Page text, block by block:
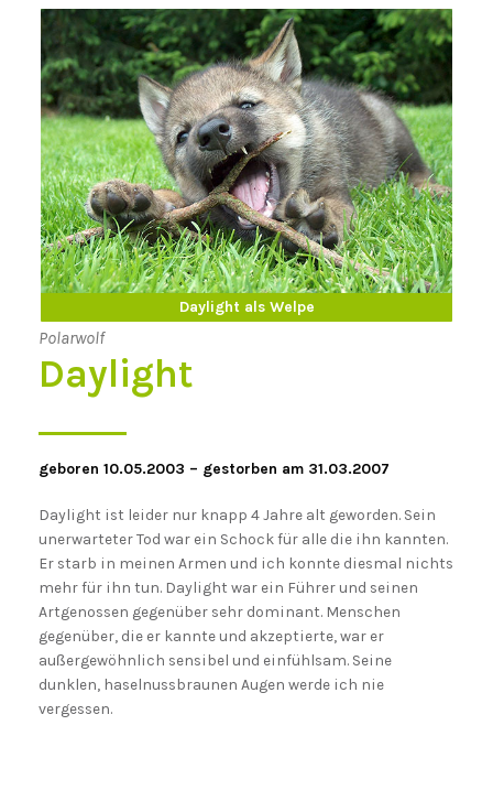
Daylight als Welpe
Daylight als Erwachsener
Polarwolf
Daylight
geboren 10.05.2003 – gestorben am 31.03.2007
Daylight ist leider nur knapp 4 Jahre alt geworden. Sein
unerwarteter Tod war ein Schock für alle die ihn kannten.
Er starb in meinen Armen und ich konnte diesmal nichts
mehr für ihn tun. Daylight war ein Führer und seinen
Artgenossen gegenüber sehr dominant. Menschen
gegenüber, die er kannte und akzeptierte, war er
außergewöhnlich sensibel und einfühlsam. Seine
dunklen, haselnussbraunen Augen werde ich nie
vergessen.